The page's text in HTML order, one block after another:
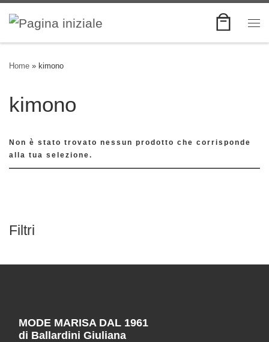
Skip to content
Home » kimono
kimono
Non è stato trovato nessun prodotto che corrisponde
alla tua selezione.
Filtri
MODE MARISA DAL 1961
di Ballardini Giuliana